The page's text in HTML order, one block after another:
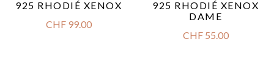
925 RHODIÉ XENOX
CHF99.00
925 RHODIÉ XENOX
DAME
CHF55.00